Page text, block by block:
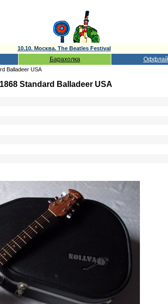
10.10. Москва. The Beatles Festival
Барахолка
Balladeer USA
Standard Balladeer USA